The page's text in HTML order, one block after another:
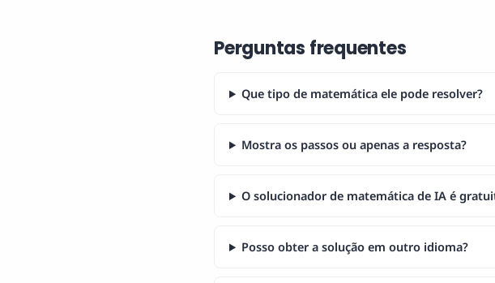
Perguntas frequentes
Que tipo de matemática ele pode resolver?
Mostra os passos ou apenas a resposta?
O solucionador de matemática de IA é
Posso obter a solução em outro idioma?